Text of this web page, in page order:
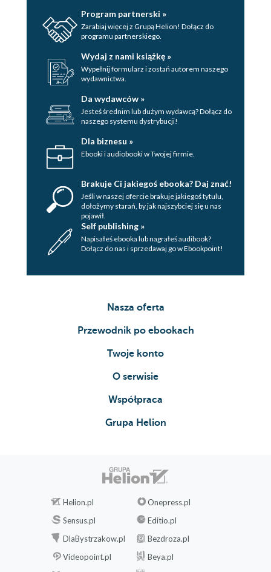
Program partnerski »
Zarabiaj więcej z Grupą Helion! Dołącz do
programu partnerskiego.
Wydaj z nami książkę »
Wypełnij formularz i zostań autorem naszego
wydawnictwa.
Da wydawców »
Jesteś średnim lub dużym wydawcą? Dołącz do
naszego systemu dystrybucji!
Dla biznesu »
Ebooki i audiobooki w Twojej firmie.
Brakuje Ci jakiegoś ebooka? Daj znać!
Jeśli w naszej ofercie brakuje jakiegoś tytulu,
dołożymy starań, by jak najszybciej się u nas
pojawił.
Self publishing »
Napisałeś ebooka lub nagrałeś audibook?
Dołącz do nas i sprzedawaj go w Ebookpoint!
Nasza oferta
Przewodnik po ebookach
Twoje konto
O serwisie
Współpraca
Grupa Helion
Helion.pl
Onepress.pl
Sensus.pl
Editio.pl
DlaBystrzakow.pl
Bezdroza.pl
Videopoint.pl
Beya.pl